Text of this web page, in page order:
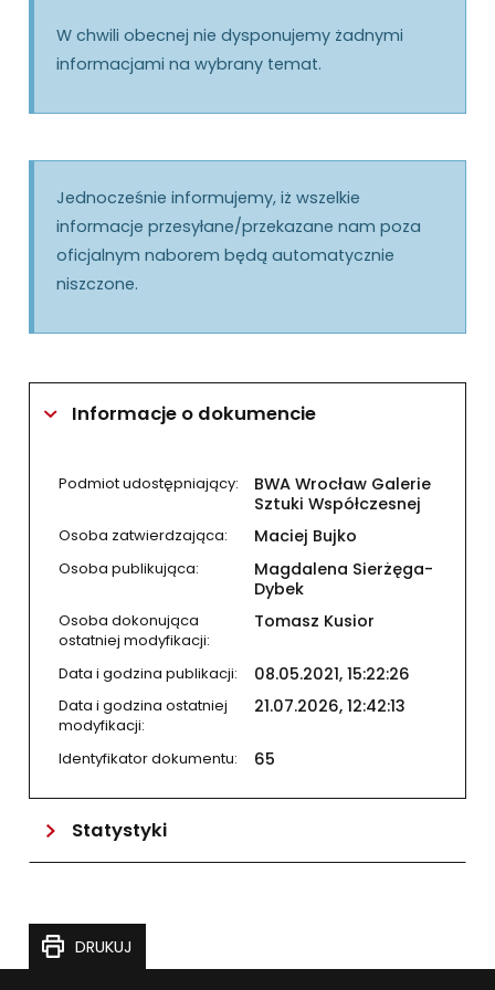
W chwili obecnej nie dysponujemy żadnymi
informacjami na wybrany temat.
Jednocześnie informujemy, iż wszelkie
informacje przesyłane/przekazane nam poza
oficjalnym naborem będą automatycznie
niszczone.
Informacje o dokumencie
Podmiot udostępniający:
BWA Wrocław Galerie
Sztuki Współczesnej
Osoba zatwierdzająca: Maciej Bujko
Osoba publikująca:
Magdalena Sierżęga-
Dybek
Osoba dokonująca
ostatniej modyfikacji:
Tomasz Kusior
Data i godzina publikacji: 08.05.2021, 15:22:26
Data i godzina ostatniej
modyfikacji:
21.07.2026, 12:42:13
Identyfikator dokumentu: 65
Statystyki
DRUKUJ
TĘ STRONĘ